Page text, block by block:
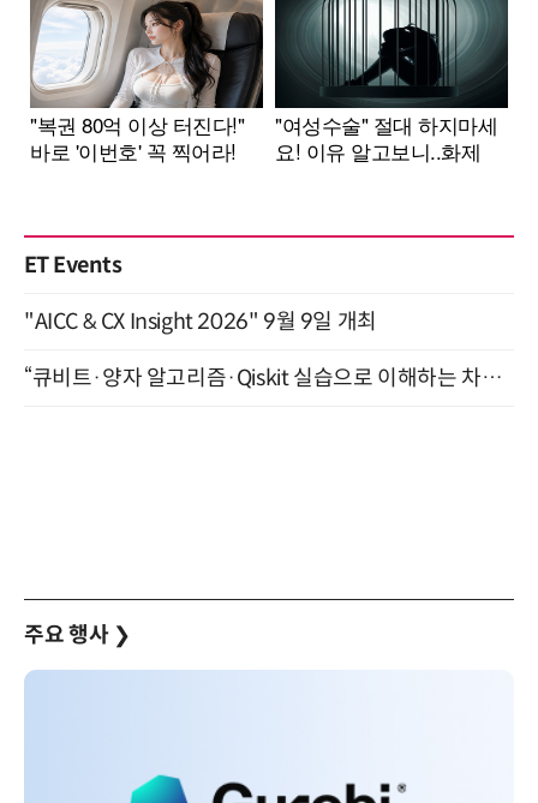
ET Events
"AICC & CX Insight 2026" 9월 9일 개최
“큐비트·양자 알고리즘·Qiskit 실습으로 이해하는 차세대 컴퓨팅” (8/28)
주요 행사 ❯